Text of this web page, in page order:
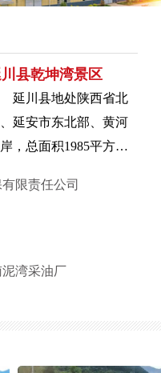
县乾坤湾景区
延川县地处陕西省北
延安市东北部、黄河
，总面积1985平方公
个行政村，总人口19.
限责任公司
湾采油厂